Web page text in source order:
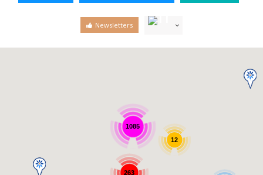
Newsletters
1085
263
12